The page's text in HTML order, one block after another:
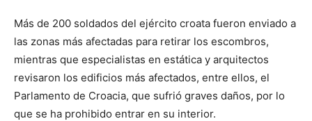
Más de 200 soldados del ejército croata fueron enviado a
las zonas más afectadas para retirar los escombros,
mientras que especialistas en estática y arquitectos
revisaron los edificios más afectados, entre ellos, el
Parlamento de Croacia, que sufrió graves daños, por lo
que se ha prohibido entrar en su interior.